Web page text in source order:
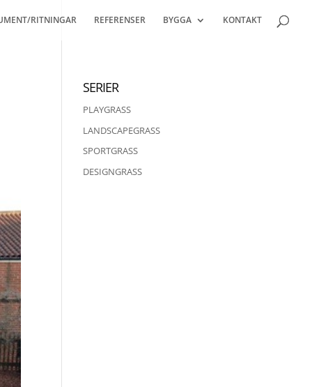
RITNINGAR REFERENSER BYGGA KONTAKT
SERIER
PLAYGRASS
LANDSCAPEGRASS
SPORTGRASS
DESIGNGRASS